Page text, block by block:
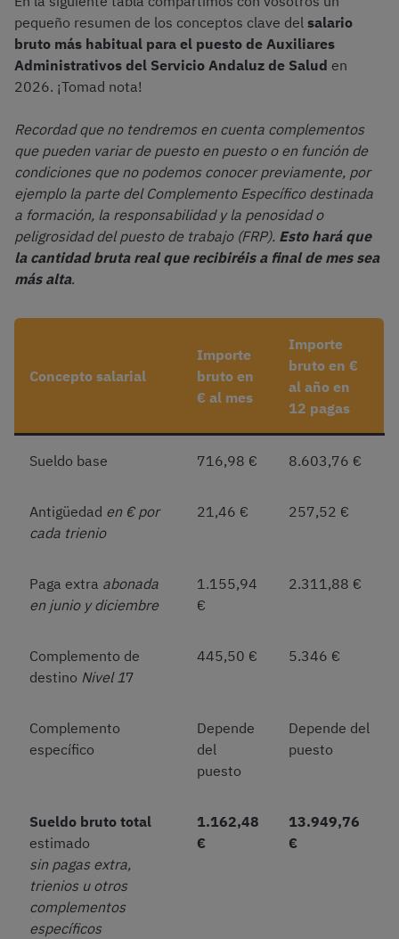
pequeño resumen de los conceptos clave del salario
bruto más habitual para el puesto de Auxiliares
Administrativos del Servicio Andaluz de Salud en
2026. ¡Tomad nota!
Recordad que no tendremos en cuenta complementos
que pueden variar de puesto en puesto o en función de
condiciones que no podemos conocer previamente, por
ejemplo la parte del Complemento Específico destinada
a formación, la responsabilidad y la penosidad o
peligrosidad del puesto de trabajo (FRP). Esto hará que
la cantidad bruta real que recibiréis a final de mes sea
más alta.
Concepto salarial
Importe
bruto en
€ al mes
Importe
bruto en €
al año en
12 pagas
Sueldo base 716,98 € 8.603,76 €
Antigüedad en € por
cada trienio
21,46 € 257,52 €
Paga extra abonada
en junio y diciembre
1.155,94
€
2.311,88 €
Complemento de
destino Nivel 17
445,50 € 5.346 €
Complemento
específico
Depende
del
puesto
Depende del
puesto
Sueldo bruto total
estimado
sin pagas extra,
trienios u otros
complementos
específicos
1.162,48
€
13.949,76
€